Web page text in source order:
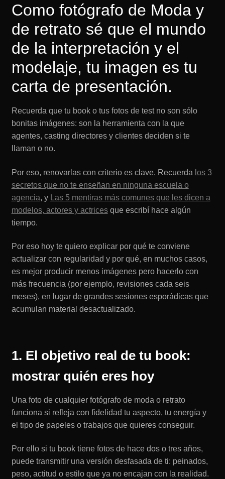
Como fotógrafo de Moda y
de retrato sé que el mundo
de la interpretación y el
modelaje, tu imagen es tu
carta de presentación.
Recuerda que tu book o tus fotos de test no son sólo
bonitas imágenes: son la herramienta con la que
agentes, casting directores y clientes deciden si te
llaman o no.
Por eso, renovarlas con criterio es clave. Recuerda los 3
secretos que no te enseñan en ninguna escuela o
agencia, y Las 5 mentiras más comunes que les dicen a
modelos, actores y actricesque escribí hace algún
tiempo.
Por eso hoy te quiero explicar por qué te conviene
actualizar con regularidad y por qué, en muchos casos,
es mejor producir menos imágenes pero hacerlo con
más frecuencia (por ejemplo, revisiones cada seis
meses), en lugar de grandes sesiones esporádicas que
acumulan material desactualizado.
1. El objetivo real de tu book:
mostrar quién eres hoy
Una foto de cualquier fotógrafo de moda o retrato
funciona si refleja con fidelidad tu aspecto, tu energía y
el tipo de papeles o trabajos que quieres conseguir.
Por ello si tu book tiene fotos de hace dos o tres años,
puede transmitir una versión desfasada de ti: peinados,
peso, actitud o estilo que ya no encajan con la realidad.